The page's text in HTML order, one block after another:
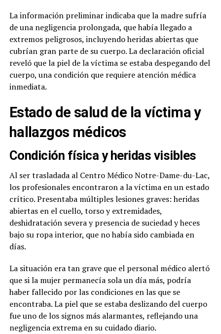
La información preliminar indicaba que la madre sufría
de una negligencia prolongada, que había llegado a
extremos peligrosos, incluyendo heridas abiertas que
cubrían gran parte de su cuerpo. La declaración oficial
reveló que la piel de la víctima se estaba despegando del
cuerpo, una condición que requiere atención médica
inmediata.
Estado de salud de la víctima y
hallazgos médicos
Condición física y heridas visibles
Al ser trasladada al Centro Médico Notre-Dame-du-Lac,
los profesionales encontraron a la víctima en un estado
crítico. Presentaba múltiples lesiones graves: heridas
abiertas en el cuello, torso y extremidades,
deshidratación severa y presencia de suciedad y heces
bajo su ropa interior, que no había sido cambiada en
días.
La situación era tan grave que el personal médico alertó
que si la mujer permanecía sola un día más, podría
haber fallecido por las condiciones en las que se
encontraba. La piel que se estaba deslizando del cuerpo
fue uno de los signos más alarmantes, reflejando una
negligencia extrema en su cuidado diario.